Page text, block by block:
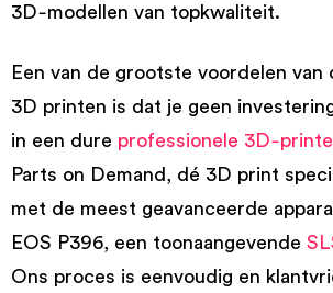
3D‑modellen van topkwaliteit.
Een van de grootste voordelen van
3D printen is dat je geen
in een dure professionele
Parts on Demand, dé 3D print
met de meest geavanceerde
EOS P396, een toonaangevende
Ons proces is eenvoudig en